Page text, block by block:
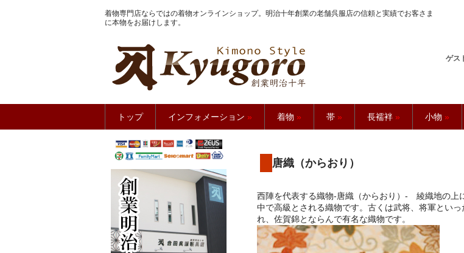
着物専門店ならではの着物オンラインショップ。明治十年創業の老舗呉服店の信頼と実績でお客さま
に本物をお届けします。
きもの館【久五郎】
ゲス
トップ インフォメーション » 着物 » 帯 » 長襦袢 » 小物 »
唐織（からおり）
西陣を代表する織物-唐織（からおり）- 綾織地の上
中で高級とされる織物です。古くは武将、将軍とい
れ、佐賀錦とならんで有名な織物です。